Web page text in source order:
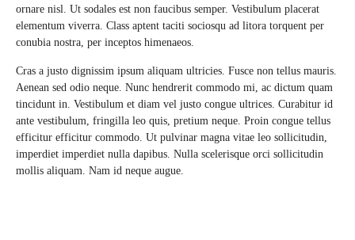
ornare nisl. Ut sodales est non faucibus semper. Vestibulum placerat
elementum viverra. Class aptent taciti sociosqu ad litora torquent per
conubia nostra, per inceptos himenaeos.
Cras a justo dignissim ipsum aliquam ultricies. Fusce non tellus mauris.
Aenean sed odio neque. Nunc hendrerit commodo mi, ac dictum quam
tincidunt in. Vestibulum et diam vel justo congue ultrices. Curabitur id
ante vestibulum, fringilla leo quis, pretium neque. Proin congue tellus
efficitur efficitur commodo. Ut pulvinar magna vitae leo sollicitudin,
imperdiet imperdiet nulla dapibus. Nulla scelerisque orci sollicitudin
mollis aliquam. Nam id neque augue.